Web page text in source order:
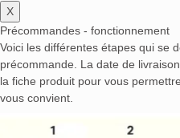
X
Précommandes - fonctionnement
Voici les différentes étapes qui se
précommande. La date de
la fiche produit pour vous
vous convient.